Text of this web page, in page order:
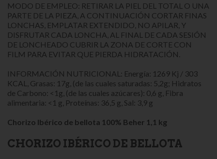
MODO DE EMPLEO: RETIRAR LA PIEL DEL TOTAL O UNA
PARTE DE LA PIEZA, A CONTINUACIÓN CORTAR FINAS
LONCHAS, EMPLATAR EXTENDIDO, NO APILAR, Y
DISFRUTAR CADA LONCHA, AL FINAL DE CADA SESIÓN
DE LONCHEADO CUBRIR LA ZONA DE CORTE CON
FILM PARA EVITAR QUE PIERDA HIDRATACIÓN.
INFORMACIÓN NUTRICIONAL: Energía: 1269 Kj / 303
KCAL, Grasas: 17g, (de las cuales saturadas: 5,2g; Hidratos
de Carbono: <1g, (de las cuales azúcares): 0,6 g, Fibra
alimentaria: <1 g, Proteínas: 36,5 g, Sal: 3,9 g
Chorizo Ibérico de bellota 100% Beher 1, 1 kg
CHORIZO IBÉRICO DE BELLOTA